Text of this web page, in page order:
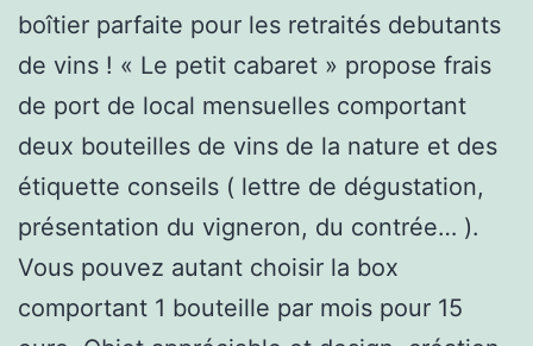
boîtier parfaite pour les retraités debutants
de vins ! « Le petit cabaret » propose frais
de port de local mensuelles comportant
deux bouteilles de vins de la nature et des
étiquette conseils ( lettre de dégustation,
présentation du vigneron, du contrée… ).
Vous pouvez autant choisir la box
comportant 1 bouteille par mois pour 15